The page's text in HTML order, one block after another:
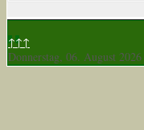
↑↑↑
Donnerstag, 06. August 2026